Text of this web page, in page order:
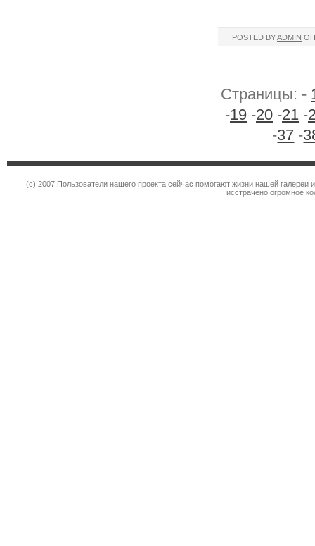
POSTED BYADMIN
Страницы: -
-19 -20 -21 -
-37 -
(c) 2007 Пользователи нашего проекта сейчас помогают жизни нашей
исстрачено огромное